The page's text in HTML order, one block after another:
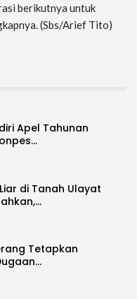
berikutnya untuk
(Sbs/Arief Tito)
Apel Tahunan
di Tanah Ulayat
Tetapkan